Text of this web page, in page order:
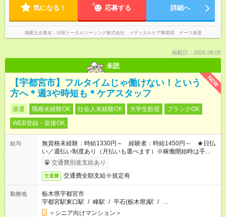
気になる！ 応募する 詳細へ
掲載元企業名 日研トータルソーシング株式会社 メディカルケア事業部 ナース派遣
掲載日：2026.08.05
未読
NEW
【宇都宮市】フルタイムじゃ働けない！という
方へ＊週3や時短も＊ケアスタッフ
派遣 職種未経験OK 社会人未経験OK 大学生歓迎
ブランクOK
WEB登録・面接OK
給与
無資格未経験：時給1330円～ 経験者：時給1450円～ ★日払
い／週払い制度あり（月払いも選べます）※稼働開始時は手続き
完了次第のお支払いとなります。
交通費別途支給あり
交通費 交通費全額支給※規定有
勤務地
栃木県宇都宮市
宇都宮駅東口駅 / 峰駅 / 平石(栃木県)駅 / …
＜シニア向けマンション＞